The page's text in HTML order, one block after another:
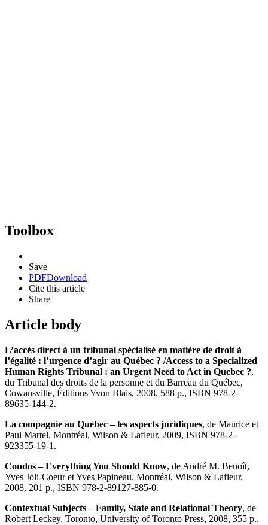
Toolbox
Save
PDFDownload
Cite this article
Share
Article body
L’accès direct à un tribunal spécialisé en matière de droit à
l’égalité : l’urgence d’agir au Québec ? /Access to a Specialized
Human Rights Tribunal : an Urgent Need to Act in Quebec ?,
du Tribunal des droits de la personne et du Barreau du Québec,
Cowansville, Éditions Yvon Blais, 2008, 588 p., ISBN 978-2-
89635-144-2.
La compagnie au Québec – les aspects juridiques, de Maurice et
Paul Martel, Montréal, Wilson & Lafleur, 2009, ISBN 978-2-
923355-19-1.
Condos – Everything You Should Know, de André M. Benoît,
Yves Joli-Coeur et Yves Papineau, Montréal, Wilson & Lafleur,
2008, 201 p., ISBN 978-2-89127-885-0.
Contextual Subjects – Family, State and Relational Theory, de
Robert Leckey, Toronto, University of Toronto Press, 2008, 355 p.,